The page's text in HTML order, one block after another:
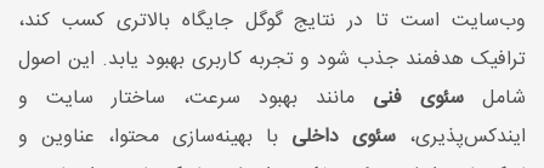
وب‌سایت است تا در نتایج گوگل جایگاه بالاتری کسب کند،
ترافیک هدفمند جذب شود و تجربه کاربری بهبود یابد. این اصول
شامل سئوی فنی مانند بهبود سرعت، ساختار سایت و
ایندکس‌پذیری، سئوی داخلی با بهینه‌سازی محتوا، عناوین و